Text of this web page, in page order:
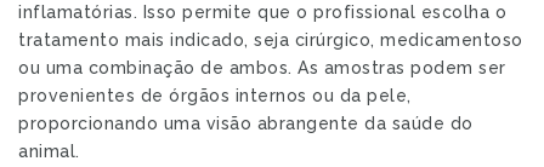
inflamatórias. Isso permite que o profissional escolha o
tratamento mais indicado, seja cirúrgico, medicamentoso
ou uma combinação de ambos. As amostras podem ser
provenientes de órgãos internos ou da pele,
proporcionando uma visão abrangente da saúde do
animal.